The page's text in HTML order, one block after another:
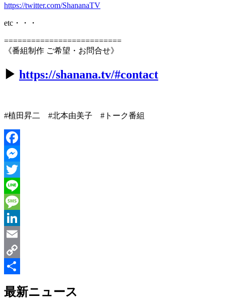
https://twitter.com/ShananaTV
etc・・・
==========================
《番組制作 ご希望・お問合せ》
▶︎ https://shanana.tv/#contact
#植田昇二 #北本由美子 #トーク番組
最新ニュース